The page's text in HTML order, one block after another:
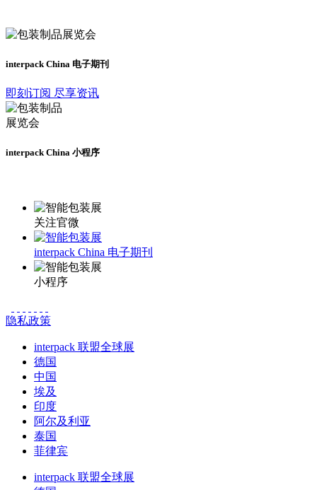
interpack China 电子期刊
即刻订阅 尽享资讯
interpack China 小程序
关注官微
interpack China 电子期刊
小程序
隐私政策
interpack 联盟全球展
德国
中国
埃及
印度
阿尔及利亚
泰国
菲律宾
interpack 联盟全球展